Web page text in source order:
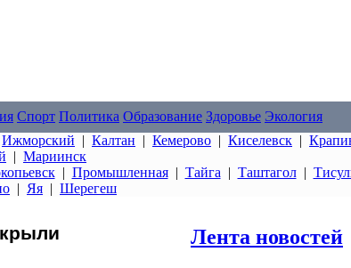
Спорт Политика Образование Здоровье Экология
Ижморский | Калтан | Кемерово | Киселевск |
| Мариинск
| Промышленная| Тайга | Таштагол|
| Яя | Шерегеш
Лента новостей